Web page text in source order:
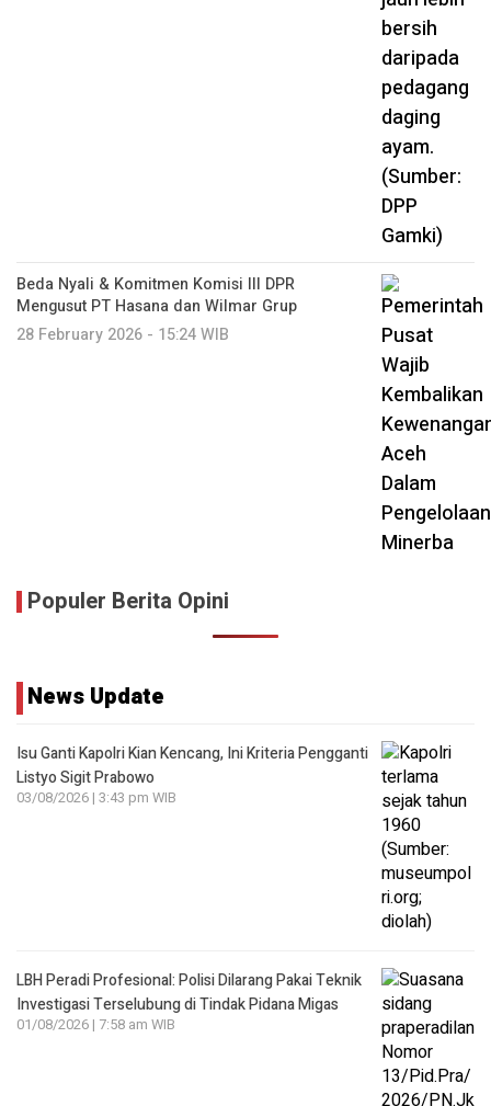
Beda Nyali & Komitmen Komisi III DPR
Mengusut PT Hasana dan Wilmar Grup
28 February 2026 - 15:24 WIB
Populer Berita Opini
News Update
Isu Ganti Kapolri Kian Kencang, Ini Kriteria Pengganti
Listyo Sigit Prabowo
03/08/2026 | 3:43 pm WIB
LBH Peradi Profesional: Polisi Dilarang Pakai Teknik
Investigasi Terselubung di Tindak Pidana Migas
01/08/2026 | 7:58 am WIB